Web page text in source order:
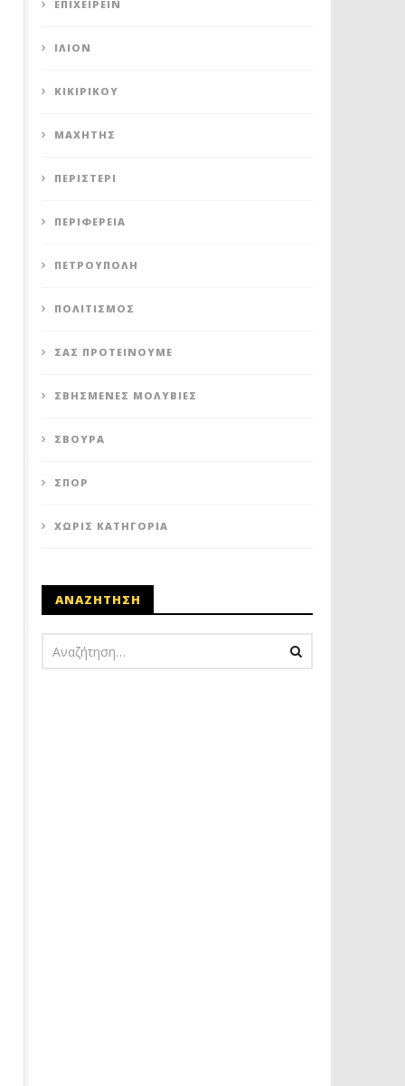
ΕΠΙΧΕΙΡΕΊΝ
ΊΛΙΟΝ
ΚΙΚΙΡΙΚΟΥ
ΜΑΧΗΤΗΣ
ΠΕΡΙΣΤΈΡΙ
ΠΕΡΙΦΈΡΕΙΑ
ΠΕΤΡΟΎΠΟΛΗ
ΠΟΛΙΤΙΣΜΌΣ
ΣΑΣ ΠΡΟΤΕΊΝΟΥΜΕ
ΣΒΗΣΜΈΝΕΣ ΜΟΛΥΒΙΈΣ
ΣΒΟΎΡΑ
ΣΠΟΡ
ΧΩΡΊΣ ΚΑΤΗΓΟΡΊΑ
ΑΝΑΖΗΤΗΣΗ